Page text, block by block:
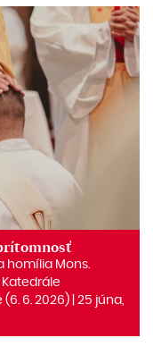
homília Mons.
6. 2026) | 25 júna,